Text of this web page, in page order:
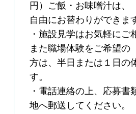
円）ご飯・お味噌汁は、
自由にお替わりができま
・施設見学はお気軽にご
また職場体験をご希望の
方は、半日または１日の
す。
・電話連絡の上、応募書
地へ郵送してください。